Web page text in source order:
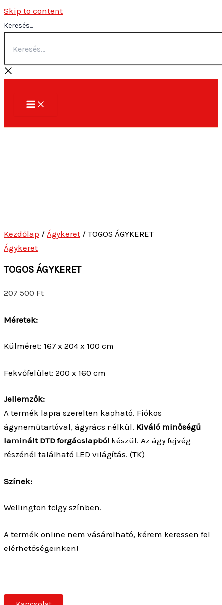
Skip to content
Keresés...
Kezdőlap / Ágykeret / TOGOS ÁGYKERET
Ágykeret
TOGOS ÁGYKERET
207 500 Ft
Méretek:
Külméret: 167 x 204 x 100 cm
Fekvőfelület: 200 x 160 cm
Jellemzők:
A termék lapra szerelten kapható. Fiókos
ágyneműtartóval, ágyrács nélkül. Kiváló minőségű
laminált DTD forgácslapból készül. Az ágy fejvég
részénél található LED világítás. (TK)
Színek:
Wellington tölgy színben.
A termék online nem vásárolható, kérem keressen fel
elérhetőségeinken!